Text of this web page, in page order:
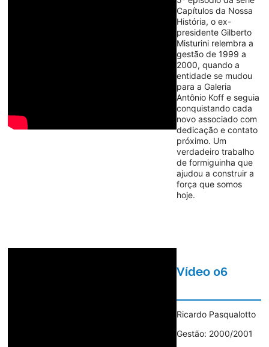
Capítulos da Nossa
História, o ex-
presidente Gilberto
Misturini relembra a
gestão de 1999 a
2000, quando a
entidade se mudou
para a Galeria
Antônio Koff e seguia
conquistando cada
novo associado com
dedicação e contato
próximo. Um
verdadeiro trabalho
de formiguinha que
ajudou a construir a
força que somos
hoje.
Vídeo 06
Ricardo Pasqualotto
Gestão: 2000/2001